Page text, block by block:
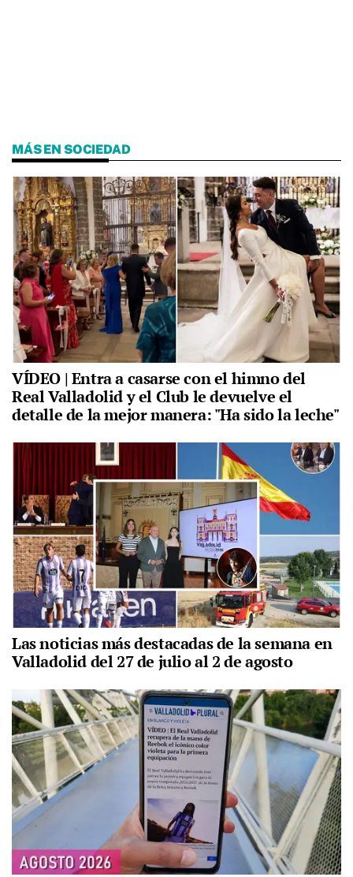
MÁS EN SOCIEDAD
VÍDEO | Entra a casarse con el himno del
Real Valladolid y el Club le devuelve el
detalle de la mejor manera: "Ha sido la leche"
Las noticias más destacadas de la semana en
Valladolid del 27 de julio al 2 de agosto